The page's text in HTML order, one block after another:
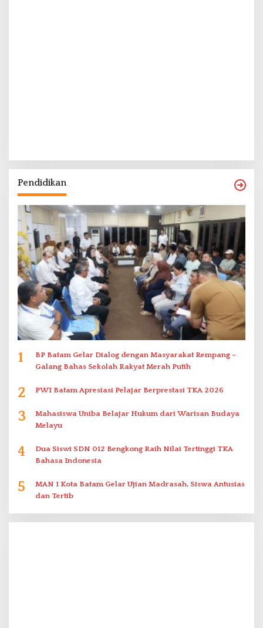
Pendidikan
1
BP Batam Gelar Dialog dengan Masyarakat Rempang –
Galang Bahas Sekolah Rakyat Merah Putih
2 PWI Batam Apresiasi Pelajar Berprestasi TKA 2026
3
Mahasiswa Uniba Belajar Hukum dari Warisan Budaya
Melayu
4
Dua Siswi SDN 012 Bengkong Raih Nilai Tertinggi TKA
Bahasa Indonesia
5
MAN 1 Kota Batam Gelar Ujian Madrasah, Siswa Antusias
dan Tertib